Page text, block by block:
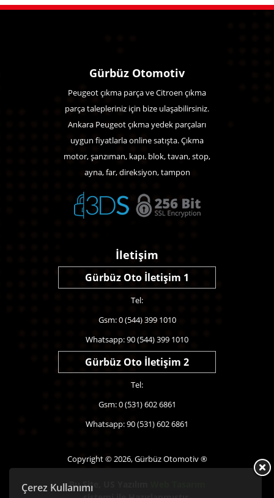
Çerez Kullanımı
Gürbüz Otomotiv
Peugeot çıkma parça ve Citroen çıkma
parça talepleriniz için bize ulaşabilirsiniz.
Ankara Peugeot çıkma yedek parçaları
uygun fiyatlarla online satışta. Çıkma
motor, şanzıman, kapı. blok, tavan, stop,
ayna, far, direksiyon, tampon
İletişim
Gürbüz Oto İletişim 1
Tel:
Gsm: 0 (544) 399 1010
Whatsapp: 90 (544) 399 1010
Gürbüz Oto İletişim 2
Tel:
Gsm: 0 (531) 602 6861
Whatsapp: 90 (531) 602 6861
Copyright © 2026, Gürbüz Otomotiv ®
Bu Site,